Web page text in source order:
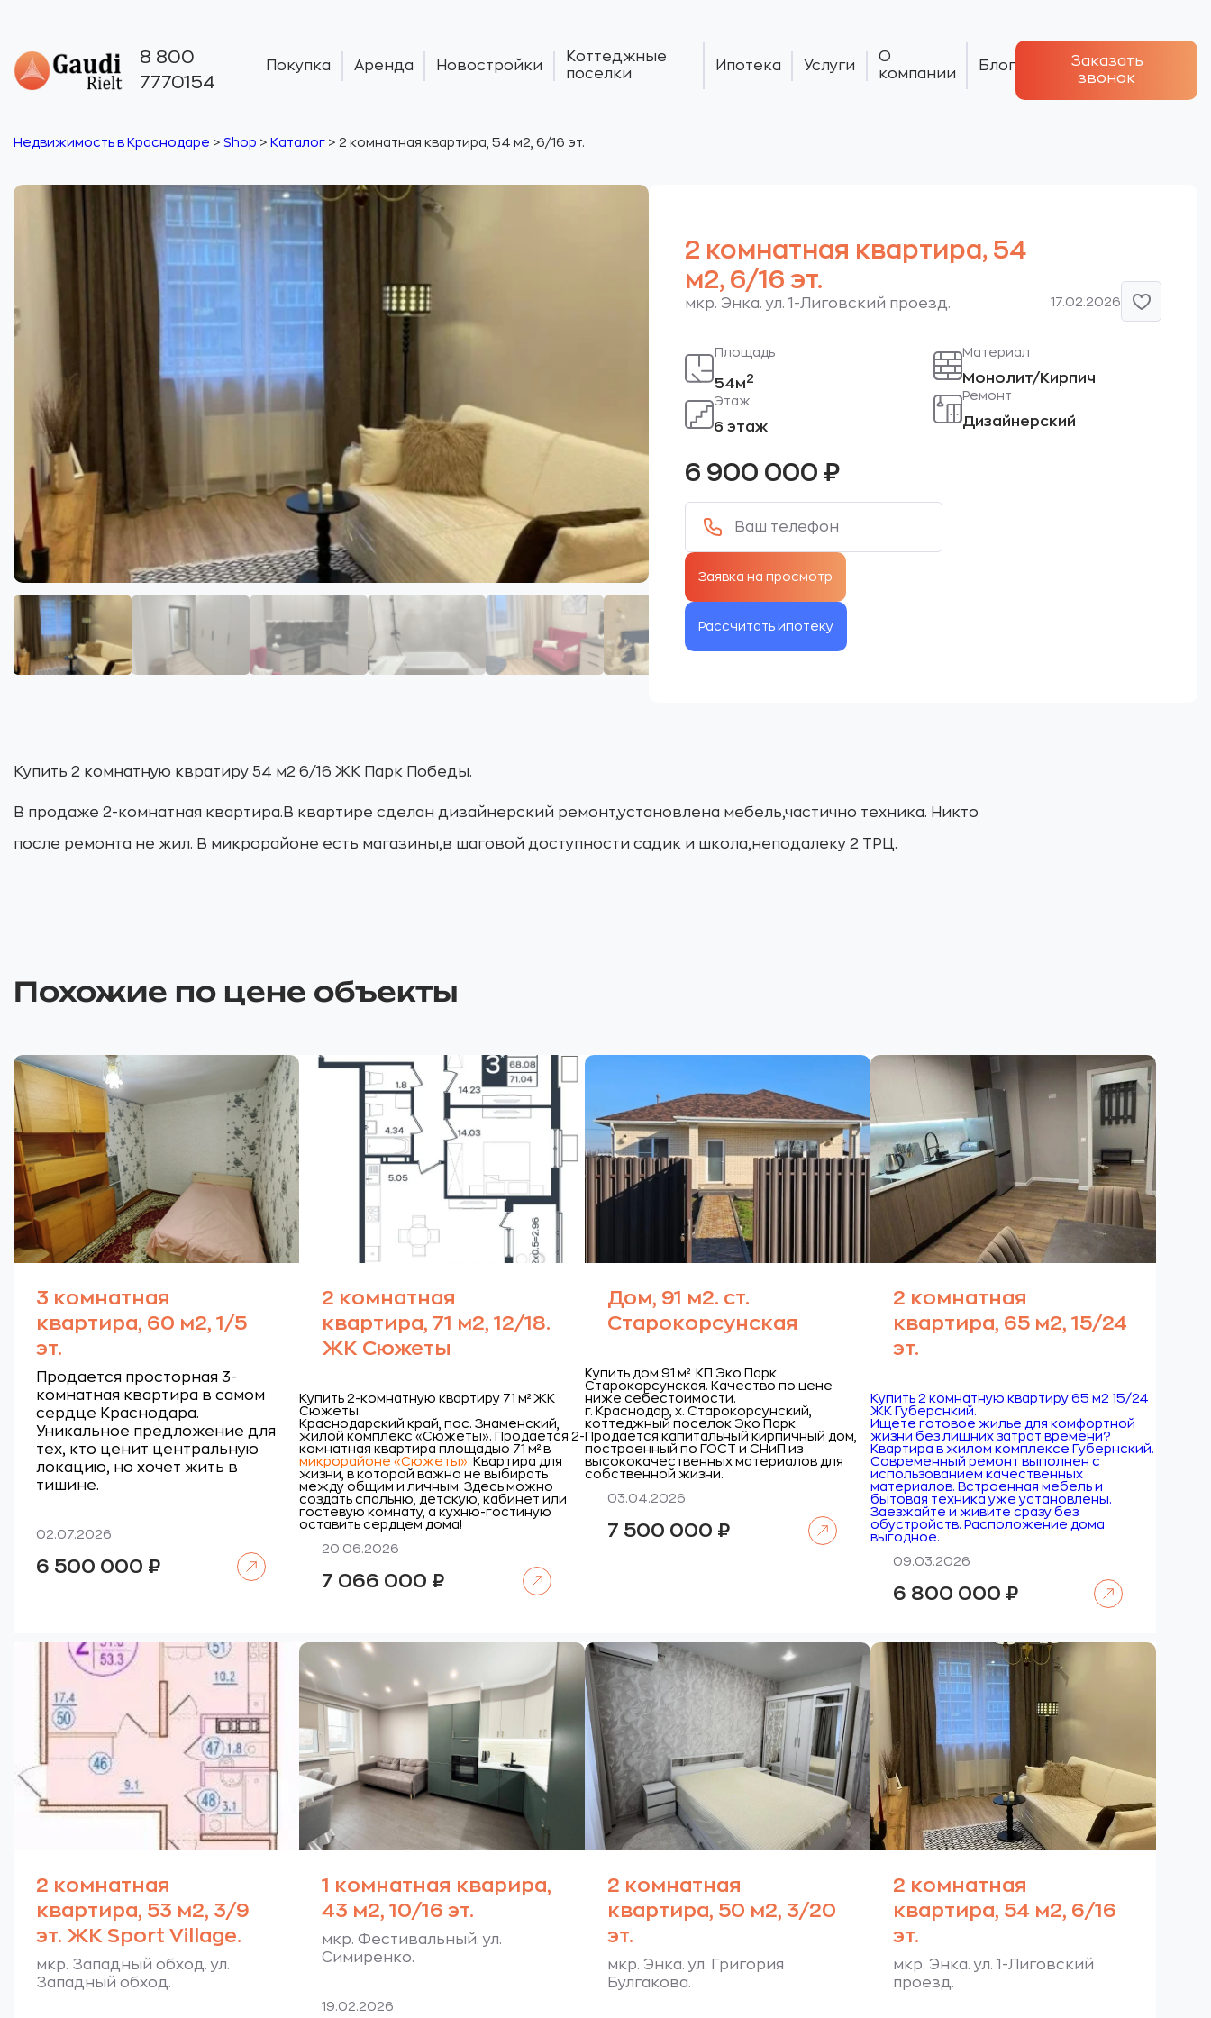
8 800
7770154
Покупка Аренда Новостройки
Коттеджные
поселки
Ипотека Услуги
О
компании
Блог
Заказать
звонок
Недвижимость в Краснодаре > Shop > Каталог > 2 комнатная квартира, 54 м2, 6/16 эт.
2 комнатная квартира, 54
м2, 6/16 эт.
мкр. Энка. ул. 1-Лиговский проезд. 17.02.2026
Площадь
54м2
Этаж
6 этаж
Материал
Монолит/Кирпич
Ремонт
Дизайнерский
6 900 000 ₽
Рассчитать ипотеку
Купить 2 комнатную квратиру 54 м2 6/16 ЖК Парк Победы.
В продаже 2-комнатная квартира.В квартире сделан дизайнерский ремонт,установлена мебель,частично техника. Никто
после ремонта не жил. В микрорайоне есть магазины,в шаговой доступности садик и школа,неподалеку 2 ТРЦ.
Похожие по цене объекты
3 комнатная
квартира, 60 м2, 1/5
эт.
Продается просторная 3-
комнатная квартира в самом
сердце Краснодара.
Уникальное предложение для
тех, кто ценит центральную
локацию, но хочет жить в
тишине.
02.07.2026
6 500 000 ₽
2 комнатная
квартира, 71 м2, 12/18.
ЖК Сюжеты
Купить 2-комнатную квартиру 71 м² ЖК
Сюжеты.
Краснодарский край, пос. Знаменский,
жилой комплекс «Сюжеты». Продается 2-
комнатная квартира площадью 71 м² в
микрорайоне «Сюжеты». Квартира для
жизни, в которой важно не выбирать
между общим и личным. Здесь можно
создать спальню, детскую, кабинет или
гостевую комнату, а кухню-гостиную
оставить сердцем дома!
20.06.2026
7 066 000 ₽
Дом, 91 м2. ст.
Старокорсунская
Купить дом 91 м² КП Эко Парк
Старокорсунская. Качество по цене
ниже себестоимости.
г. Краснодар, х. Старокорсунский,
коттеджный поселок Эко Парк.
Продается капитальный кирпичный дом,
построенный по ГОСТ и СНиП из
высококачественных материалов для
собственной жизни.
03.04.2026
7 500 000 ₽
2 комнатная
квартира, 65 м2, 15/24
эт.
Купить 2 комнатную квартиру 65 м2 15/24
ЖК Губерснкий.
Ищете готовое жилье для комфортной
жизни без лишних затрат времени?
Квартира в жилом комплексе Губернский.
Современный ремонт выполнен с
использованием качественных
материалов. Встроенная мебель и
бытовая техника уже установлены.
Заезжайте и живите сразу без
обустройств. Расположение дома
выгодное.
09.03.2026
6 800 000 ₽
2 комнатная
квартира, 53 м2, 3/9
эт. ЖК Sport Village.
мкр. Западный обход. ул.
Западный обход.
1 комнатная кварира,
43 м2, 10/16 эт.
мкр. Фестивальный. ул.
Симиренко.
19.02.2026
2 комнатная
квартира, 50 м2, 3/20
эт.
мкр. Энка. ул. Григория
Булгакова.
2 комнатная
квартира, 54 м2, 6/16
эт.
мкр. Энка. ул. 1-Лиговский
проезд.